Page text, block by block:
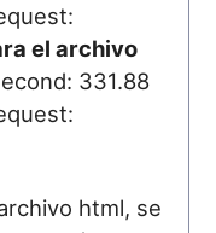
el archivo
331.88
html, se